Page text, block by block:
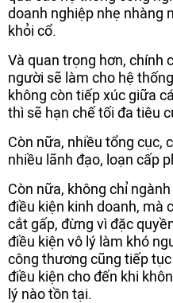
doanh nghiệp nhẹ nhàng
khỏi cổ.
Và quan trọng hơn, chính
người sẽ làm cho hệ
không còn tiếp xúc giữa
thì sẽ hạn chế tối đa tiêu
Còn nữa, nhiều tổng cục,
nhiều lãnh đạo, loạn cấp
Còn nữa, không chỉ
điều kiện kinh doanh, mà
cắt gấp, đừng vì đặc
điều kiện vô lý làm khó
công thương cũng tiếp
điều kiện cho đến khi
lý nào tồn tại.